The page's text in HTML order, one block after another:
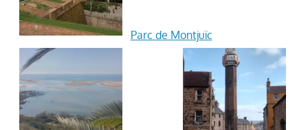
Parc de Montjuïc